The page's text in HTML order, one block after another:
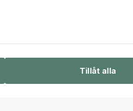
Tillåt alla